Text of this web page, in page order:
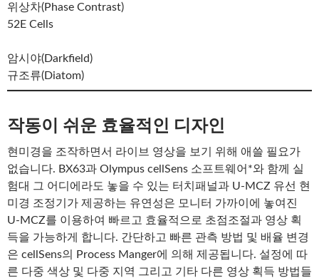
위상차(Phase Contrast)
52E Cells
암시야(Darkfield)
규조류(Diatom)
작동이 쉬운 효율적인 디자인
현미경을 조작하면서 라이브 영상을 보기 위해 애쓸 필요가
없습니다. BX63과 Olympus cellSens 소프트웨어*와 함께 실
험대 그 어디에라도 놓을 수 있는 터치패널과 U-MCZ 유선 현
미경 조정기가 제공하는 유연성은 모니터 가까이에 놓여진
U-MCZ를 이용하여 빠르고 효율적으로 초점조절과 영상 획
득을 가능하게 합니다. 간단하고 빠른 관측 방법 및 배율 변경
은 cellSens의 Process Manger에 의해 제공됩니다. 설정에 따
른 다중 색상 및 다중 지역 그리고 기타 다른 영상 획득 방법들